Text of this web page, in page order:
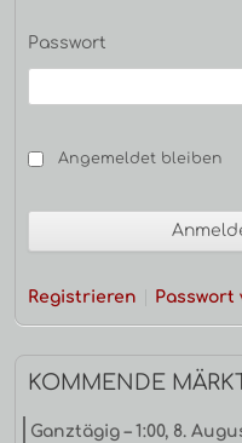
Passwort
Angemeldet bleiben
Registrieren Passwort
KOMMENDE
Ganztägig – 1:00, 8.